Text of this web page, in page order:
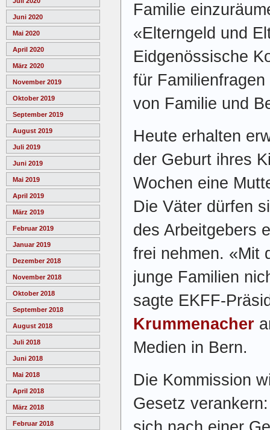
Juni 2020
Mai 2020
April 2020
März 2020
November 2019
Oktober 2019
September 2019
August 2019
Juli 2019
Juni 2019
Mai 2019
April 2019
März 2019
Februar 2019
Januar 2019
Dezember 2018
November 2018
Oktober 2018
September 2018
August 2018
Juli 2018
Juni 2018
Mai 2018
April 2018
März 2018
Februar 2018
Familie
«Elterngeld und
Eidgenössische
für Familienfragen
von Familie und
Heute erhalten
der Geburt ihres
Wochen eine
Die Väter dürfen
des Arbeitgebers
frei nehmen. «Mit
junge Familien
sagte EKFF-
Krummenacher
Medien in Bern.
Die Kommission
Gesetz